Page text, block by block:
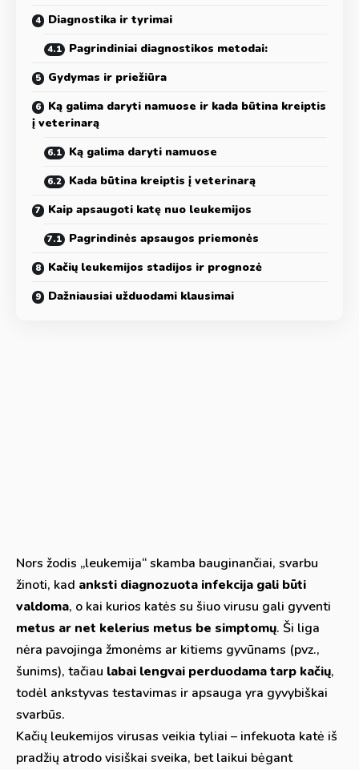
Diagnostika ir tyrimai
Pagrindiniai diagnostikos metodai:
Gydymas ir priežiūra
Ką galima daryti namuose ir kada būtina kreiptis
į veterinarą
Ką galima daryti namuose
Kada būtina kreiptis į veterinarą
Kaip apsaugoti katę nuo leukemijos
Pagrindinės apsaugos priemonės
Kačių leukemijos stadijos ir prognozė
Dažniausiai užduodami klausimai
Nors žodis „leukemija“ skamba bauginančiai, svarbu
žinoti, kad anksti diagnozuota infekcija gali būti
valdoma, o kai kurios katės su šiuo virusu gali gyventi
metus ar net kelerius metus be simptomų. Ši liga
nėra pavojinga žmonėms ar kitiems gyvūnams (pvz.,
šunims), tačiau labai lengvai perduodama tarp kačių,
todėl ankstyvas testavimas ir apsauga yra gyvybiškai
svarbūs.
Kačių leukemijos virusas veikia tyliai – infekuota katė iš
pradžių atrodo visiškai sveika, bet laikui bėgant